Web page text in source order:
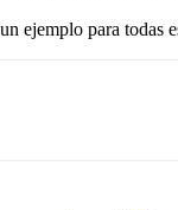
ejemplo para todas